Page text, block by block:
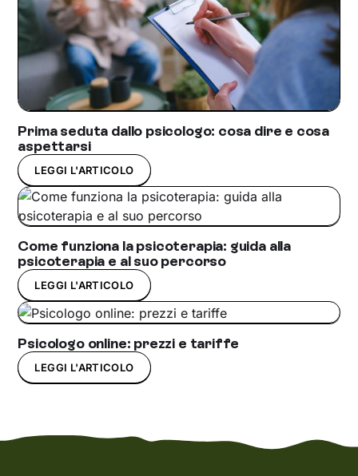
Prima seduta dallo psicologo: cosa dire e cosa
aspettarsi
LEGGI L'ARTICOLO
Come funziona la psicoterapia: guida alla
psicoterapia e al suo percorso
LEGGI L'ARTICOLO
Psicologo online: prezzi e tariffe
LEGGI L'ARTICOLO